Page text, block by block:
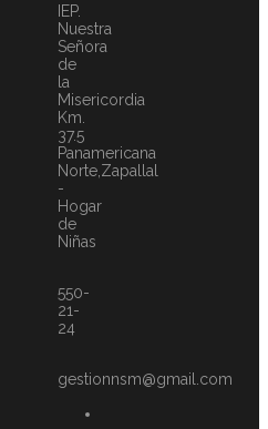
IEP.
Nuestra
Señora
de
la
Misericordia
Km.
37.5
Panamericana
Norte,Zapallal
-
Hogar
de
Niñas
550-
21-
24
gestionnsm@gmail.com